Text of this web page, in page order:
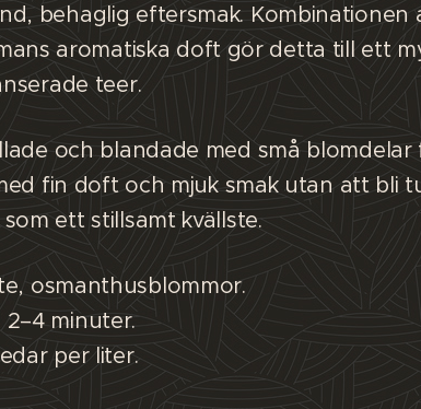
behaglig eftersmak.
aromatiska doft gör detta till ett
teer.
och blandade med små
fin doft och mjuk smak utan att bli
ett stillsamt kvällste.
osmanthusblommor.
2–4 minuter.
per liter.